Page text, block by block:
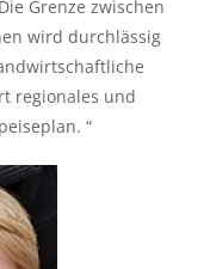
Grenze zwischen
wird durchlässig
regionales und
“